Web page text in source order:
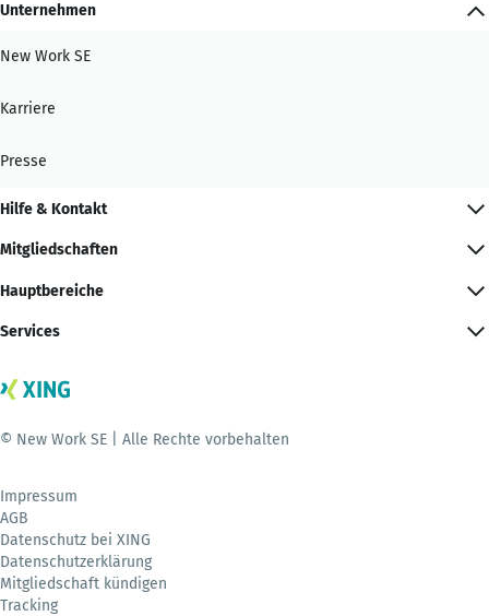
Unternehmen
New Work SE
Karriere
Presse
Hilfe & Kontakt
Mitgliedschaften
Hauptbereiche
Services
© New Work SE | Alle Rechte vorbehalten
Impressum
AGB
Datenschutz bei XING
Datenschutzerklärung
Mitgliedschaft kündigen
Tracking